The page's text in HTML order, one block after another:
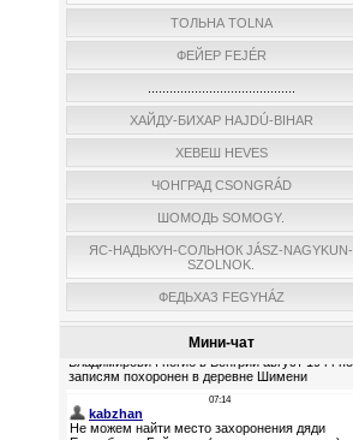
ТОЛЬНА TOLNA
ФЕЙЕР FEJÉR
ХАЙДУ-БИХАР HAJDÚ-BIHAR
ХЕВЕШ HEVES
ЧОНГРАД CSONGRÁD
ШОМОДЬ SOMOGY.
ЯС-НАДЬКУН-СОЛЬНОК JÁSZ-NAGYKUN-
SZOLNOK.
ФЕДЬХАЗ FEGYHÁZ
Мини-чат